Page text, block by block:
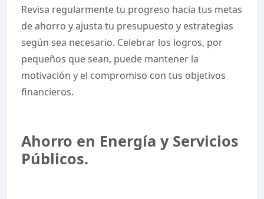
Revisa regularmente tu progreso hacia tus metas
de ahorro y ajusta tu presupuesto y estrategias
según sea necesario. Celebrar los logros, por
pequeños que sean, puede mantener la
motivación y el compromiso con tus objetivos
financieros.
Ahorro en Energía y Servicios
Públicos.